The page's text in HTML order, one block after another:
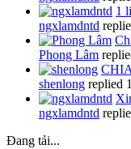
1
ngxlamdntd
Phong Lâm
shenlong replied
ngxlamdntd
Đang tải...